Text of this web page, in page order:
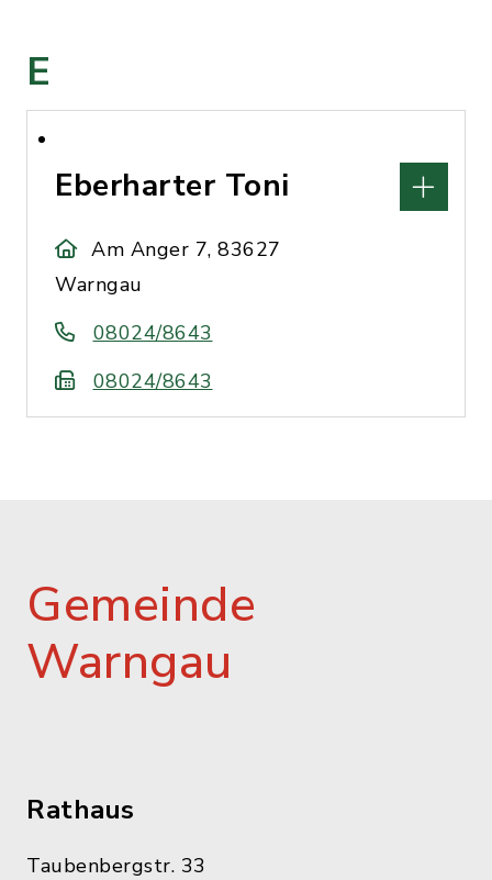
E
Eberharter Toni
Am Anger 7, 83627
Warngau
08024/8643
08024/8643
Gemeinde
Warngau
Rathaus
Taubenbergstr. 33